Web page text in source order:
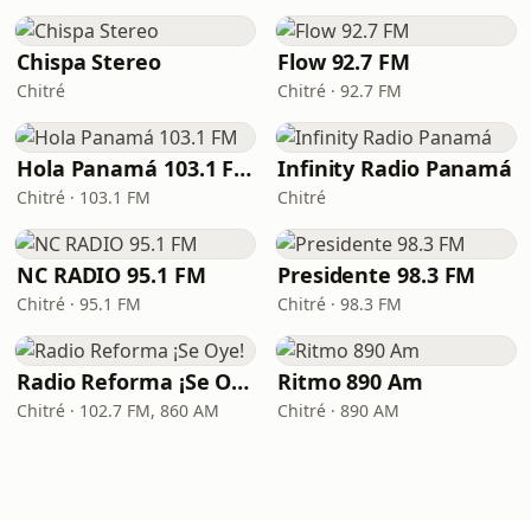
Chispa Stereo
Chitré
Flow 92.7 FM
Chitré · 92.7 FM
Hola Panamá 103.1 FM
Chitré · 103.1 FM
Infinity Radio Panamá
Chitré
NC RADIO 95.1 FM
Chitré · 95.1 FM
Presidente 98.3 FM
Chitré · 98.3 FM
Radio Reforma ¡Se Oye!
Chitré · 102.7 FM, 860 AM
Ritmo 890 Am
Chitré · 890 AM